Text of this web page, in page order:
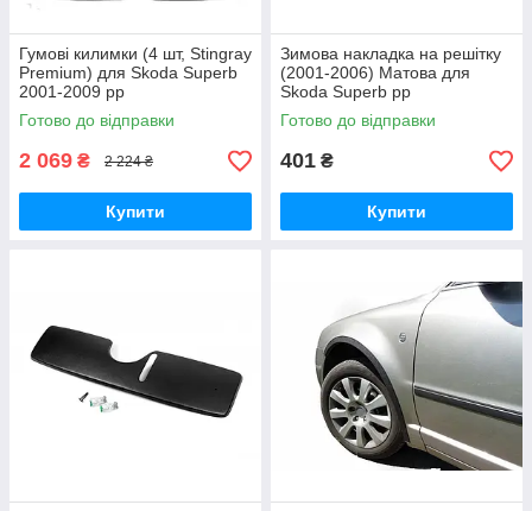
Гумові килимки (4 шт, Stingray
Premium) для Skoda Superb
2001-2009 рр
Готово до відправки
2 069 ₴ 2 224 ₴
Купити
Зимова накладка на решітку
(2001-2006) Матова для
Skoda Superb рр
Готово до відправки
401 ₴
Купити